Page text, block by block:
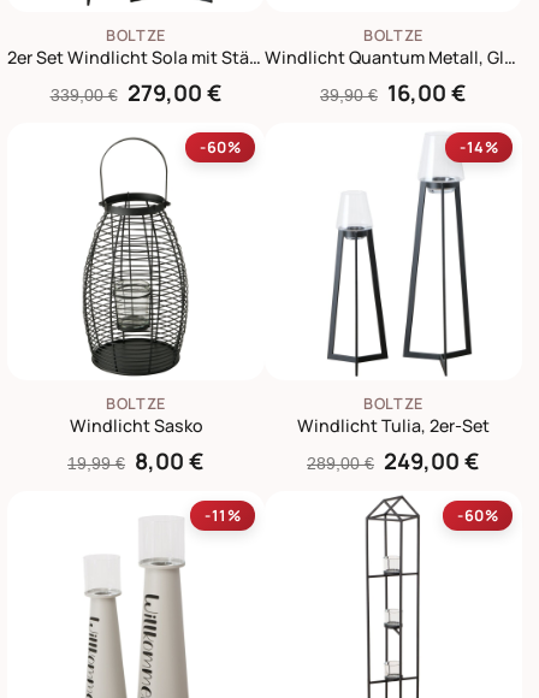
BOLTZE
2er Set Windlicht Sola mit Ständer
339,00 € 279,00 €
BOLTZE
Windlicht Quantum Metall, Glas
39,90 € 16,00 €
-60%
BOLTZE
Windlicht Sasko
19,99 € 8,00 €
-14%
BOLTZE
Windlicht Tulia, 2er-Set
289,00 € 249,00 €
-11% -60%